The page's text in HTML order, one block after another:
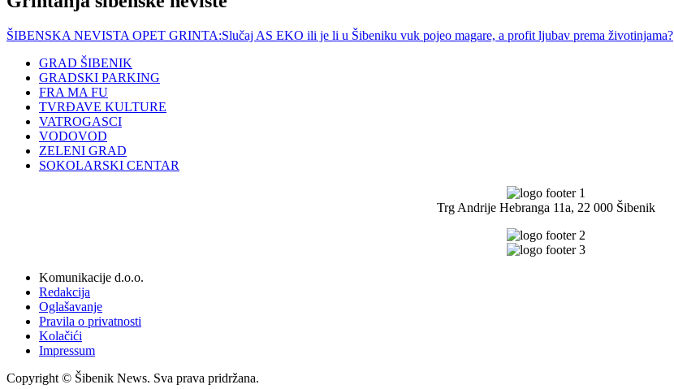
ŠIBENSKA NEVISTA OPET GRINTA:Slučaj AS EKO ili je li u Šibeniku vuk pojeo magare, a profit ljubav prema životinjama?
GRAD ŠIBENIK
GRADSKI PARKING
FRA MA FU
TVRĐAVE KULTURE
VATROGASCI
VODOVOD
ZELENI GRAD
SOKOLARSKI CENTAR
Trg Andrije Hebranga 11a, 22 000 Šibenik
Komunikacije d.o.o.
Redakcija
Oglašavanje
Pravila o privatnosti
Kolačići
Impressum
Copyright © Šibenik News. Sva prava pridržana.